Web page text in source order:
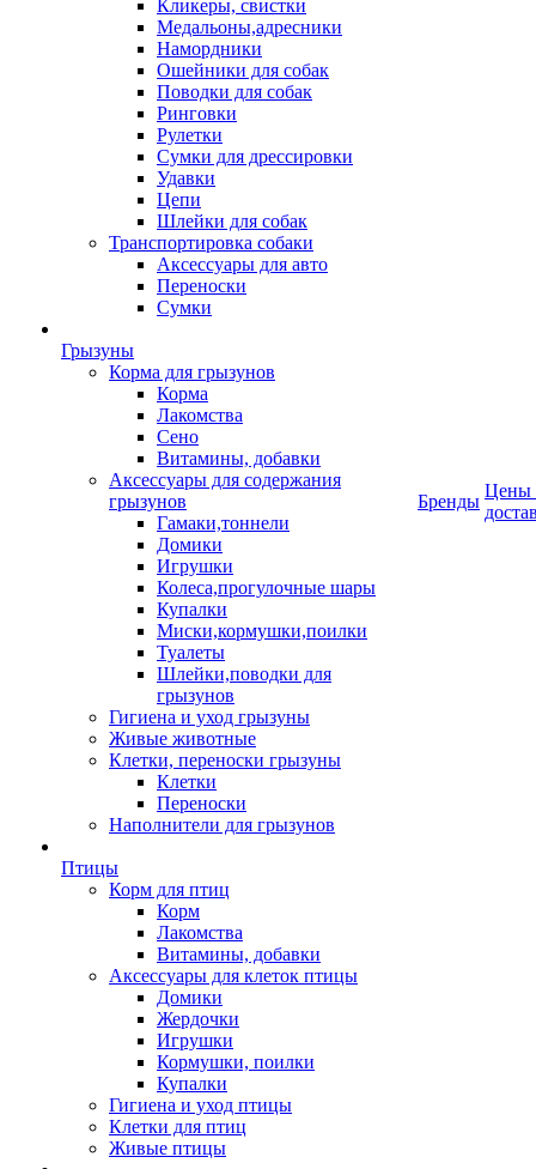
Кликеры, свистки
Медальоны,адресники
Намордники
Ошейники для собак
Поводки для собак
Ринговки
Рулетки
Сумки для дрессировки
Удавки
Цепи
Шлейки для собак
Транспортировка собаки
Аксессуары для авто
Переноски
Сумки
Грызуны
Корма для грызунов
Корма
Лакомства
Сено
Витамины, добавки
Аксессуары для содержания
грызунов
Гамаки,тоннели
Домики
Игрушки
Колеса,прогулочные шары
Купалки
Миски,кормушки,поилки
Туалеты
Шлейки,поводки для
грызунов
Гигиена и уход грызуны
Живые животные
Клетки, переноски грызуны
Клетки
Переноски
Наполнители для грызунов
Птицы
Корм для птиц
Корм
Лакомства
Витамины, добавки
Аксессуары для клеток птицы
Домики
Жердочки
Игрушки
Кормушки, поилки
Купалки
Гигиена и уход птицы
Клетки для птиц
Живые птицы
Бренды
Цены